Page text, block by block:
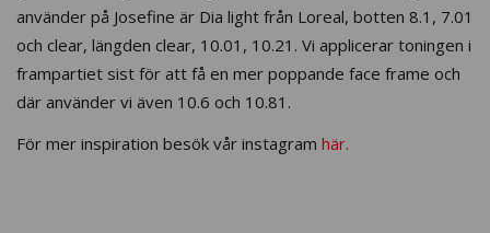
använder på Josefine är Dia light från Loreal, botten 8.1, 7.01
och clear, längden clear, 10.01, 10.21. Vi applicerar toningen i
frampartiet sist för att få en mer poppande face frame och
där använder vi även 10.6 och 10.81.
För mer inspiration besök vår instagram här.